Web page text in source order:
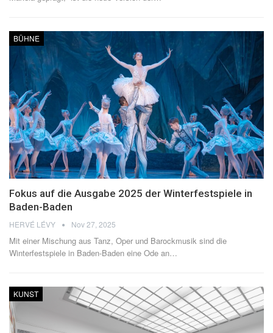
BÜHNE
Fokus auf die Ausgabe 2025 der Winterfestspiele in
Baden-Baden
HERVÉ LÉVY Nov 27, 2025
Mit einer Mischung aus Tanz, Oper und Barockmusik sind die
Winterfestspiele in Baden-Baden eine Ode an…
KUNST